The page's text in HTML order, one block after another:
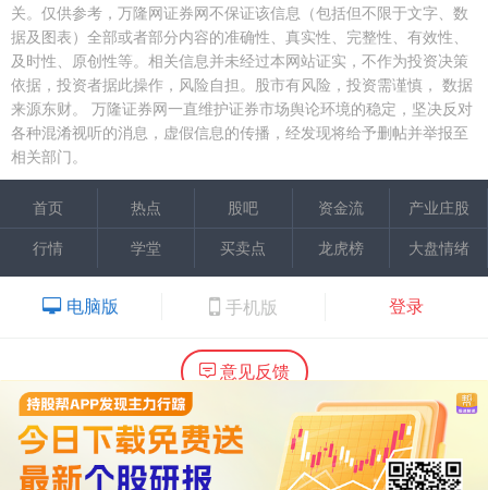
关。仅供参考，万隆网证券网不保证该信息（包括但不限于文字、数
据及图表）全部或者部分内容的准确性、真实性、完整性、有效性、
及时性、原创性等。相关信息并未经过本网站证实，不作为投资决策
依据，投资者据此操作，风险自担。股市有风险，投资需谨慎， 数据
来源东财。
万隆证券网一直维护证券市场舆论环境的稳定，坚决反对
各种混淆视听的消息，虚假信息的传播，经发现将给予删帖并举报至
相关部门。
首页 热点 股吧 资金流
产业庄股
行情
学堂 买卖点 龙虎榜 大盘情绪
电脑版 手机版 登录
意见反馈
内容提供：广州市万隆证券咨询顾问有限公司
Copyright ©2015 Wlstock. All Right Reserved.
热线：020-66618988